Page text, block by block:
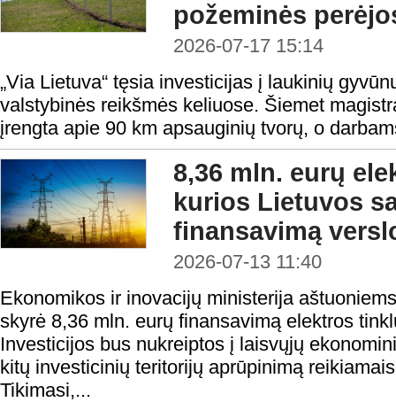
požeminės
2026-07-17 15:14
„Via Lietuva“ tęsia investicijas į laukinių
valstybinės reikšmės keliuose. Šiemet
įrengta apie 90 km apsauginių tvorų, o
8,36 mln. eurų
kurios Lietuvos
finansavimą
2026-07-13 11:40
Ekonomikos ir inovacijų ministerija
skyrė 8,36 mln. eurų finansavimą elektros
Investicijos bus nukreiptos į laisvųjų
kitų investicinių teritorijų aprūpinimą
Tikimasi,...